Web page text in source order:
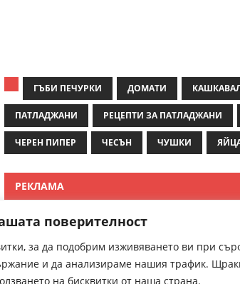
поверителност
за да подобрим изживяването ви при
и да анализираме нашия трафик.
на бисквитки от наша страна.
ГЪБИ ПЕЧУРКИ ДОМАТИ
ПАТЛАДЖАНИ РЕЦЕПТИ ЗА ПАТЛАДЖАНИ
ЧЕРЕН ПИПЕР ЧЕСЪН ЧУШКИ
РЕКЛАМА